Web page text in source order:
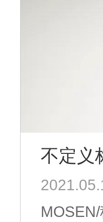
不定义
MOSEN/穆森非常有